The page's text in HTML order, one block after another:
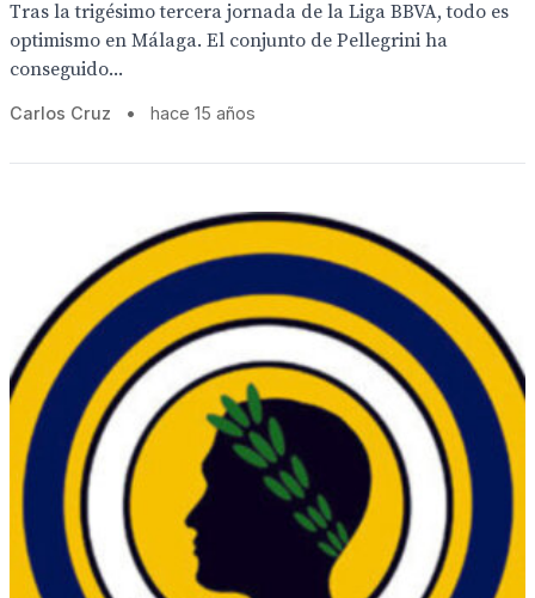
Tras la trigésimo tercera jornada de la Liga BBVA, todo es
optimismo en Málaga. El conjunto de Pellegrini ha
conseguido...
Carlos Cruz • hace 15 años